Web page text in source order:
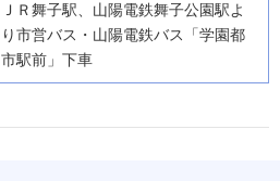
ＪＲ舞子駅、山陽電鉄舞子公園駅よ
り市営バス・山陽電鉄バス「学園都
市駅前」下車